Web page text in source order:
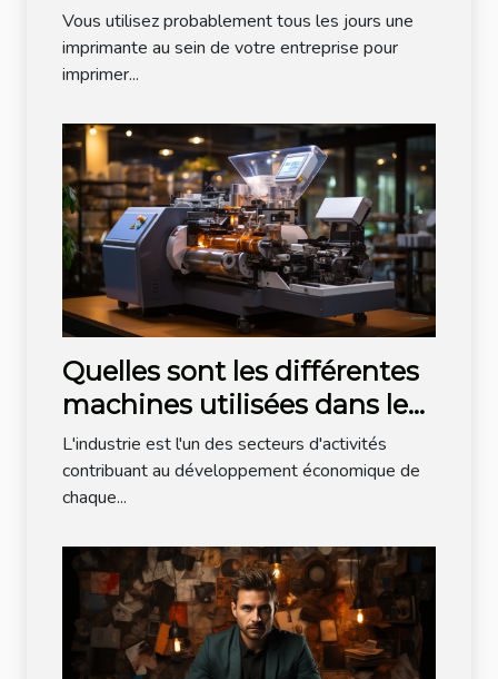
Vous utilisez probablement tous les jours une
imprimante au sein de votre entreprise pour
imprimer...
Quelles sont les différentes
machines utilisées dans le
domaine de l'industrie
agroalimentaire ?
L'industrie est l'un des secteurs d'activités
contribuant au développement économique de
chaque...